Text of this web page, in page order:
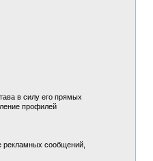
в силу его прямых
профилей
рекламных сообщений,